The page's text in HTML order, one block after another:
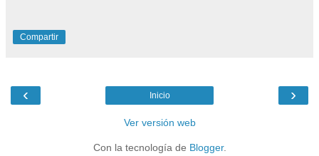
Compartir
‹ ›
Inicio
Ver versión web
Con la tecnología de Blogger.